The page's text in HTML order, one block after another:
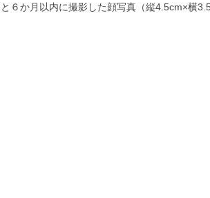
か月以内に撮影した顔写真（縦4.5cm×横